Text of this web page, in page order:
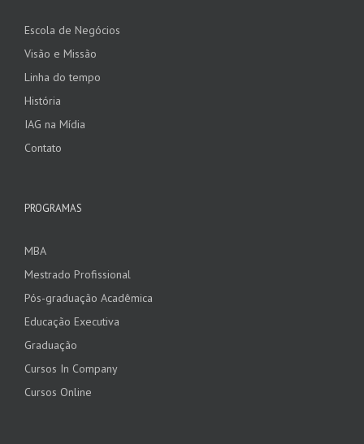
Escola de Negócios
Visão e Missão
Linha do tempo
História
IAG na Mídia
Contato
PROGRAMAS
MBA
Mestrado Profissional
Pós-graduação Acadêmica
Educação Executiva
Graduação
Cursos In Company
Cursos Online